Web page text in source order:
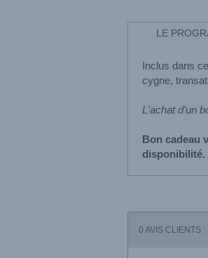
LE
Inclus dans
cygne,
L'achat d'un
Bon cadeau
disponibilité.
0 AVIS CLIENTS :